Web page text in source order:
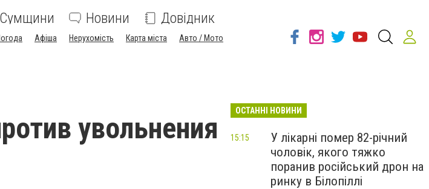
Сумщини Новини Довідник
Афіша Нерухомість Карта міста
Авто / Мото
увольнения
ОСТАННІ НОВИНИ
У лікарні помер 82-річний
чоловік, якого тяжко
поранив російський дрон на
ринку в Білопіллі
15:15